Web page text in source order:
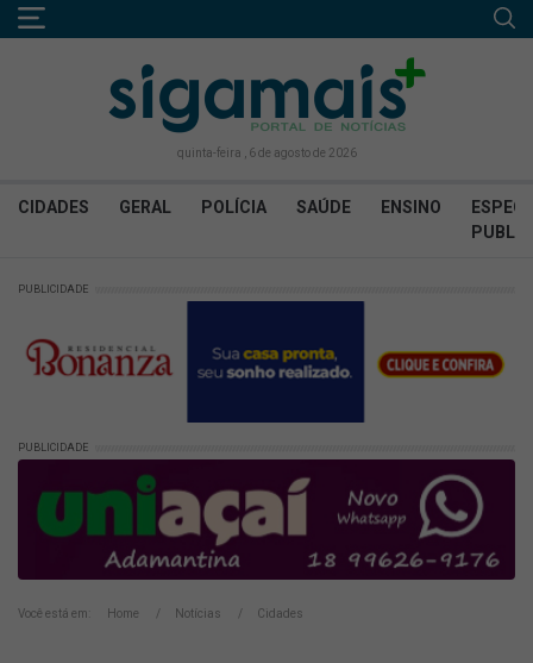
quinta-feira , 6 de agosto de 2026
CIDADES GERAL POLÍCIA SAÚDE ENSINO
PUBLICIDADE
PUBLICIDADE
Você está em: Home Notícias Cidades